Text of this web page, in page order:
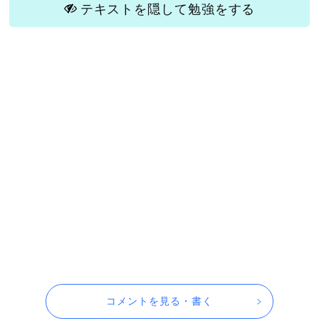
テキストを隠して勉強をする
コメントを見る・書く